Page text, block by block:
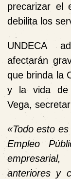
precarizar el
debilita los
UNDECA
afectarán
que brinda la
y la vida de
Vega,
«Todo esto
Empleo
anteriores y